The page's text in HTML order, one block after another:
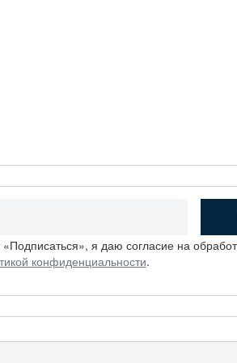
я даю согласие на
конфиденциальности.